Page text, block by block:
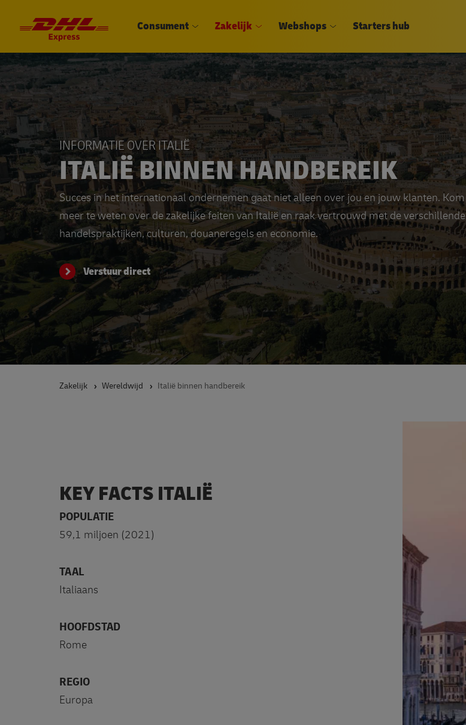
Consument Zakelijk Webshops Starters hub
INFORMATIE OVER ITALIË
ITALIË BINNEN HANDBEREIK
Succes in het internationaal ondernemen gaat niet alleen over jou en jouw klanten. Kom
meer te weten over de zakelijke feiten van Italië en raak vertrouwd met de verschillende
handelspraktijken, culturen, douaneregels en economie.
Verstuur direct
Zakelijk Wereldwijd Italië binnen handbereik
KEY FACTS ITALIË
POPULATIE
59,1 miljoen (2021)
TAAL
Italiaans
HOOFDSTAD
Rome
REGIO
Europa